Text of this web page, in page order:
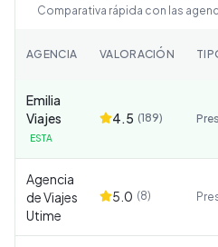
Comparativa rápida con las
AGENCIA VALORACIÓN
Emilia
Viajes
ESTA
4.5 (189)
Agencia
de Viajes
Utime
5.0 (8)